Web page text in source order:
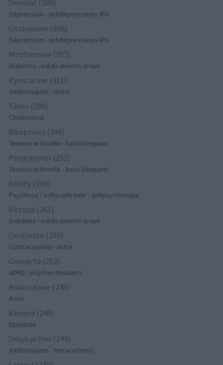
Deroxat (366)
Dépression - antidépresseurs IRS
Citalopram (358)
Dépression - antidépresseurs IRS
Metformine (357)
Diabètes - médicaments oraux
Pyostacine (311)
Antibiotiques - autre
Tahor (299)
Cholestérol
Bisoprolol (299)
Tension artérielle - beta bloquant
Propranolol (292)
Tension artérielle - beta bloquant
Abilify (289)
Psychose / schizophrénie - antipsychotique
Victoza (261)
Diabètes - médicaments oraux
Cerazette (259)
Contraception - autre
Concerta (252)
ADHD - psychostimulants
Roaccutane (245)
Acné
Keppra (245)
Epilepsie
Doxycycline (243)
Antibiotiques - tetracyclines